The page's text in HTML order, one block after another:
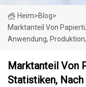
Heim>Blog>
Marktanteil Von
Anwendung,
Marktanteil Von
Statistiken,